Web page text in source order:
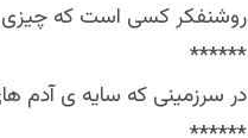
روشنفکر کسی است که
******
در سرزمینی که سایه ی آدم های کوچک٬ بزرگ شد٬ در آن سرزمین